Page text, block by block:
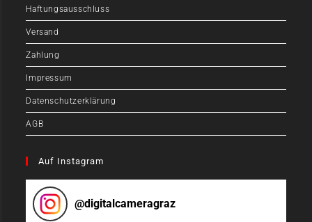
Haftungsausschluss
Versand
Zahlung
Impressum
Datenschutzerklärung
AGB
Auf Instagram
@digitalcameragraz